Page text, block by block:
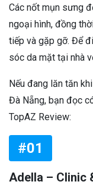
Các nốt mụn sưng
ngoại hình, đồng
tiếp và gặp gỡ. Để
sóc da mặt tại nhà
Nếu đang lăn tăn
Đà Nẵng, bạn đọc
TopAZ Review:
#01
Adella – Clinic